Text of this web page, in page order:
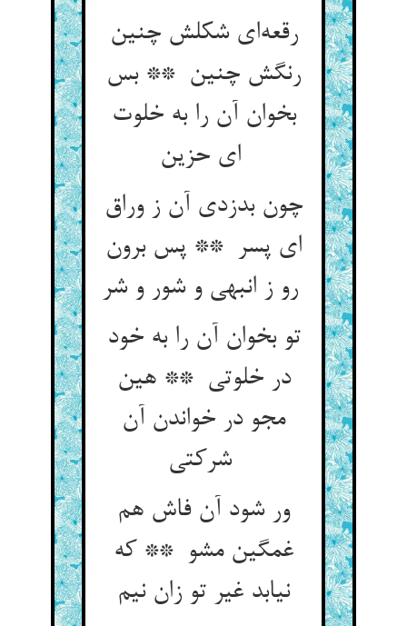
رقعه‌ای شکلش چنین
رنگش چنین ** بس
بخوان آن را به خلوت
ای حزین
چون بدزدی آن ز وراق
ای پسر ** پس برون
تو بخوان آن را به خود
در خلوتی ** هین
مجو در خواندن آن
شرکتی
ور شود آن فاش هم
غمگین مشو ** که
نیابد غیر تو زان نیم